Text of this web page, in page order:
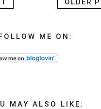
OLDER
ME ON:
MAY ALSO LIKE: